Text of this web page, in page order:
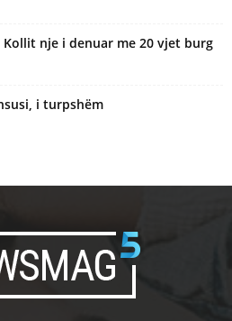
nje i denuar me 20 vjet burg
i turpshëm